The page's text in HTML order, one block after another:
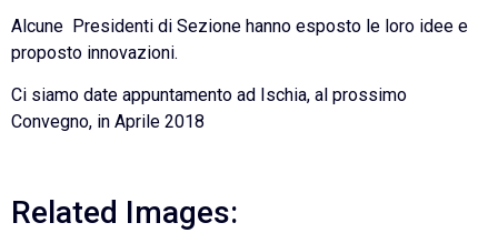
Alcune Presidenti di Sezione hanno esposto le loro idee e
proposto innovazioni.
Ci siamo date appuntamento ad Ischia, al prossimo
Convegno, in Aprile 2018
Related Images: